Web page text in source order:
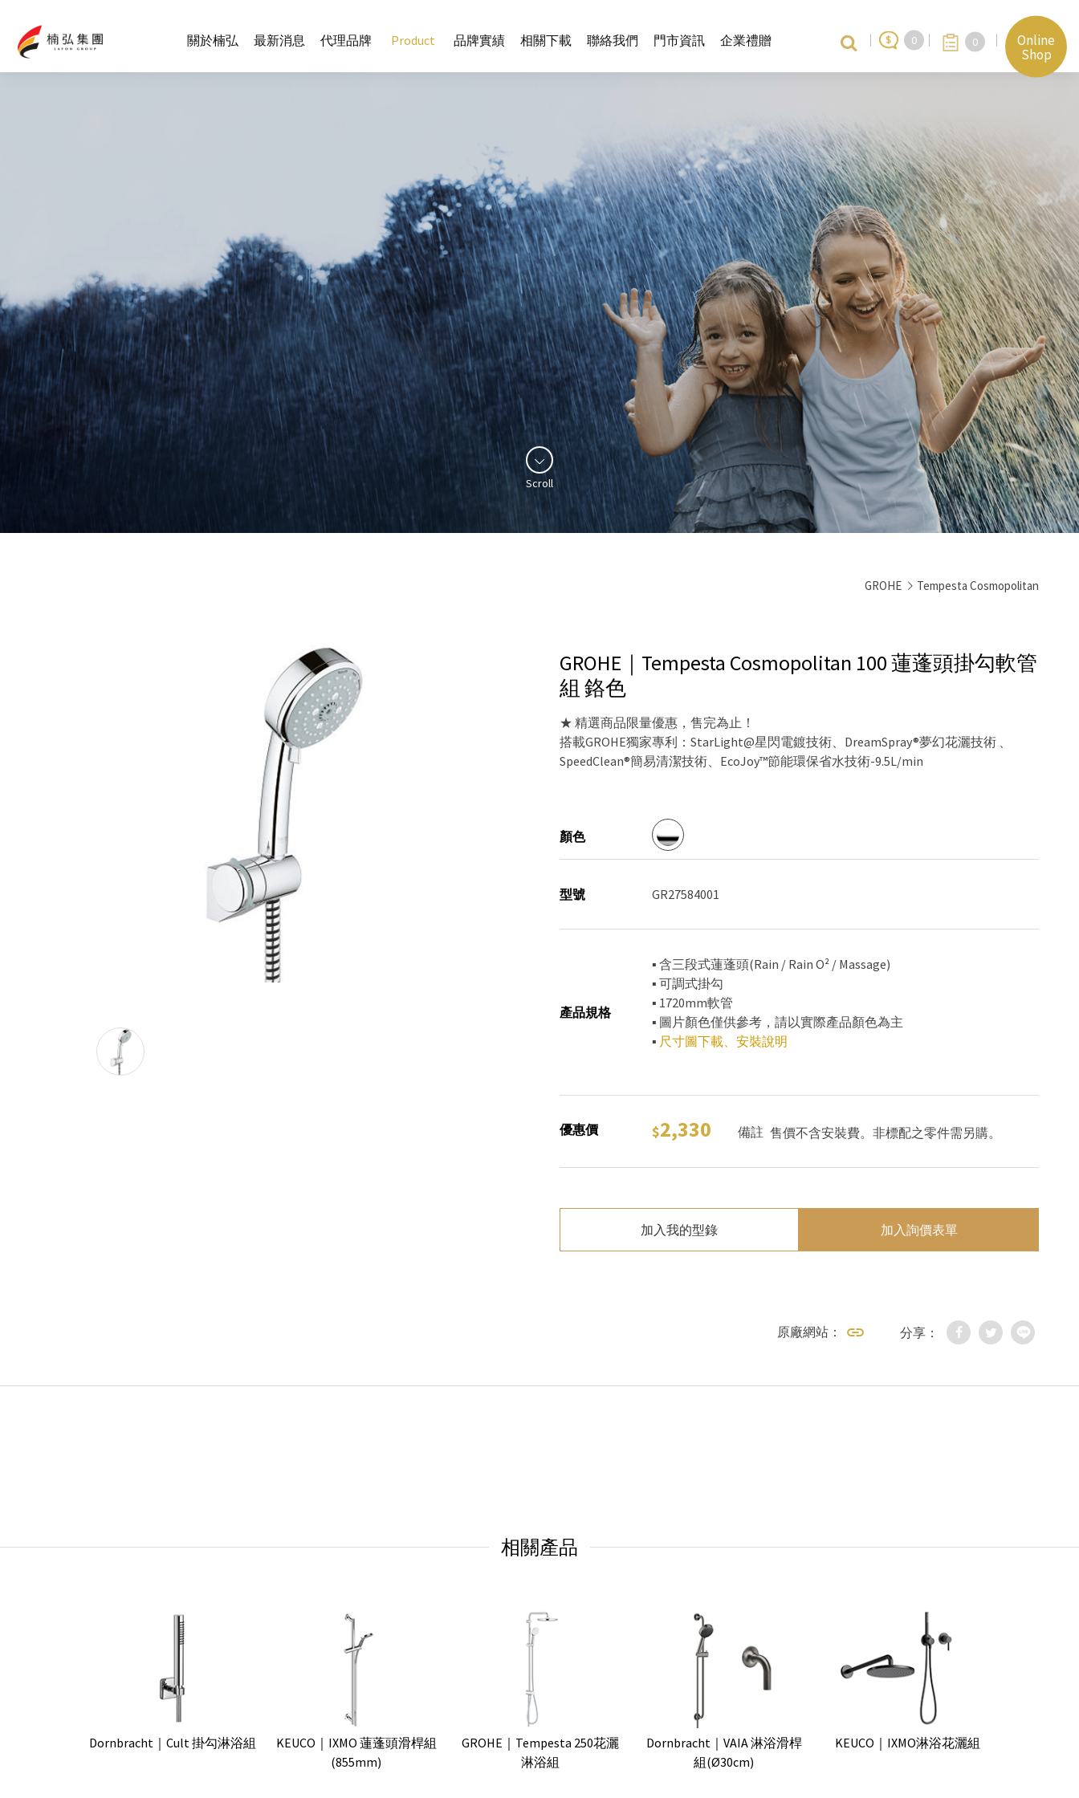
關於楠弘 最新消息 代理品牌 Product 品牌實績 相關下載 聯絡我們 門市資訊 企業禮贈 0 0
Online
Shop
Scroll
GROHE Tempesta Cosmopolitan
GROHE｜Tempesta Cosmopolitan 100 蓮蓬頭掛勾軟管
組 鉻色
★ 精選商品限量優惠，售完為止！
搭載GROHE獨家專利：StarLight@星閃電鍍技術、DreamSpray®夢幻花灑技術 、
SpeedClean®簡易清潔技術、EcoJoy™節能環保省水技術-9.5L/min
顏色
型號 GR27584001
產品規格
▪ 含三段式蓮蓬頭(Rain / Rain O² / Massage)
▪ 可調式掛勾
▪ 1720mm軟管
▪ 圖片顏色僅供參考，請以實際產品顏色為主
▪ 尺寸圖下載、 安裝說明
優惠價 2,330 備註 售價不含安裝費。非標配之零件需另購。
加入我的型錄 加入詢價表單
原廠網站： 分享：
相關產品
Dornbracht｜Cult 掛勾淋浴組
KEUCO｜IXMO 蓮蓬頭滑桿組
(855mm)
GROHE｜Tempesta 250花灑
淋浴組
Dornbracht｜VAIA 淋浴滑桿
組(Ø30cm)
KEUCO｜IXMO淋浴花灑組